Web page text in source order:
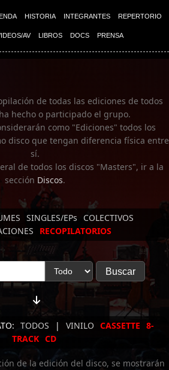
HISTORIA INTEGRANTES REPERTORIO
AV LIBROS DOCS PRENSA
de todas las ediciones de todos
hecho o participado el grupo.
como "Ediciones" todos los
disco que tengan diferencia física entre
sí.
de todos los discos "Masters", ir a la
secciónDiscos.
SINGLES/EPs
COLECTIVOS
RECOPILATORIOS
TODOS | VINILO CASSETTE 8-
TRACK CD
de la edición del disco, se mostrarán